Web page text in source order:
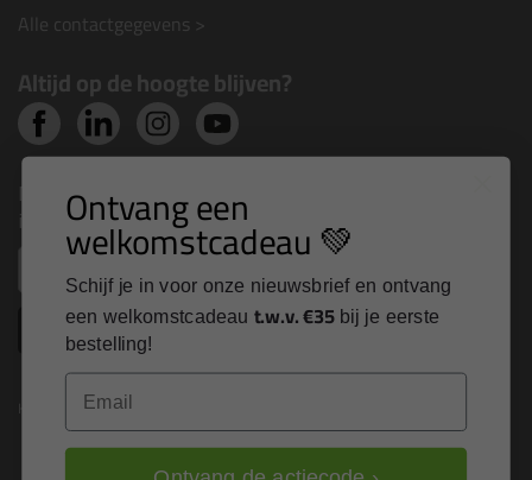
Alle contactgegevens >
Altijd op de hoogte blijven?
Nieuws, tips en exclusieve deals rechtstreeks in je
inbox
Inschrijven
Kitcentrum is trots op:
Ontvang een
welkomstcadeau 💚
Schijf je in voor onze nieuwsbrief en ontvang
een welkomstcadeau t.w.v. €35 bij je eerste
bestelling!
Email